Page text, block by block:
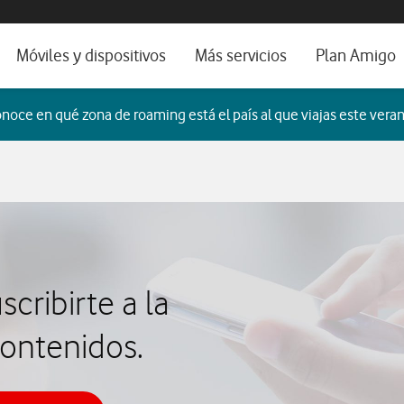
ayuda e idioma
5G
TV
Móviles y dispositivos
Imagen y Sonido
Más servicios
Alianza Vodafone e Iberdrola
Servicios avanzados
Plan Amigo
en qué zona de roaming está el país al que viajas este
a la